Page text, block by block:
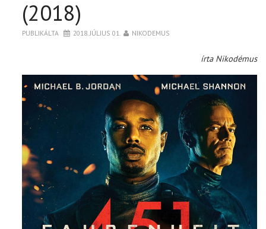
(2018)
PUBLIKÁLTA 2018. JÚLIUS 01. NIKODEMUS
írta Nikodémus